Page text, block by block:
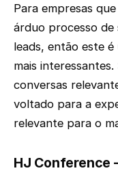
Para empresas
árduo processo de
leads, então este
mais
conversas
voltado para a
relevante para o
HJ Conference